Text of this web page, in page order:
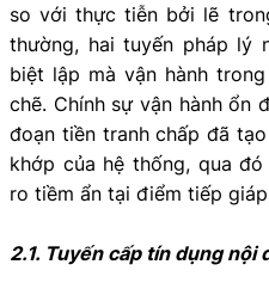
so với thực tiễn bởi lẽ
thường, hai tuyến pháp lý
biệt lập mà vận hành
chẽ. Chính sự vận hành ổn
đoạn tiền tranh chấp đã
khớp của hệ thống, qua
ro tiềm ẩn tại điểm tiếp
2.1. Tuyến cấp tín dụng nội